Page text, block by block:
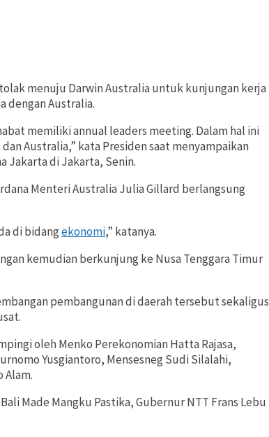
menuju Darwin Australia untuk kunjungan kerja
dengan Australia.
memiliki annual leaders meeting. Dalam hal ini
Australia,” kata Presiden saat menyampaikan
Jakarta di Jakarta, Senin.
Menteri Australia Julia Gillard berlangsung
di bidangekonomi,” katanya.
kemudian berkunjung ke Nusa Tenggara Timur
pembangunan di daerah tersebut sekaligus
oleh Menko Perekonomian Hatta Rajasa,
Yusgiantoro, Mensesneg Sudi Silalahi,
Alam.
Made Mangku Pastika, Gubernur NTT Frans Lebu